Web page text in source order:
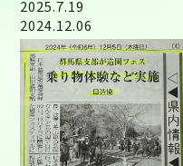
2025.7.19
2024.12.06